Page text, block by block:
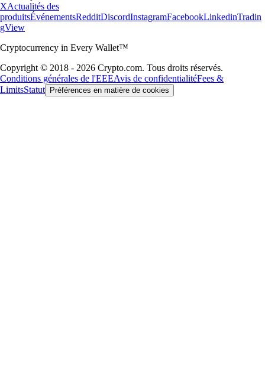
XActualités des
produitsÉvénementsRedditDiscordInstagramFacebookLinkedinTradin
gView
Cryptocurrency in Every Wallet™
Copyright © 2018 - 2026 Crypto.com. Tous droits réservés.
Conditions générales de l'EEEAvis de confidentialitéFees &
LimitsStatut Préférences en matière de cookies